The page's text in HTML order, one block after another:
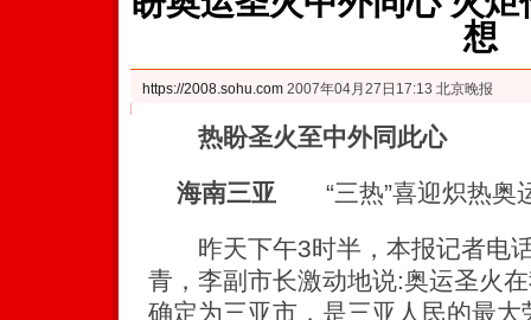
想
https://2008.sohu.com 2007年04月27日17:13 北京晚报
热盼圣火至中外同此心
海南三亚 “三热”喜迎炽热奥
昨天下午3时半，本报记者电话
青，李副市长激动地说:奥运圣火
确定为三亚市，是三亚人民的最大